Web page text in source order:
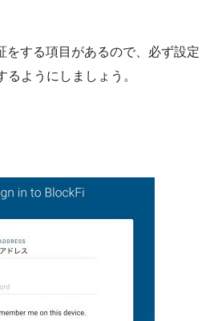
をする項目があるので、必ず設定
るようにしましょう。